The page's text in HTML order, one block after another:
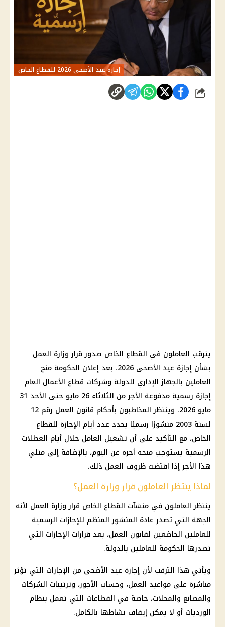
إجازة عيد الأضحى 2026 للقطاع الخاص
شارك
يترقب العاملون في القطاع الخاص صدورقرار وزارة العمل
بشأن إجازة عيد الأضحى 2026 ، بعد إعلان الحكومة منح
العاملين بالجهاز الإداري للدولة وشركات قطاع الأعمال العام
إجازة رسمية مدفوعة الأجرمن الثلاثاء 26 مايو حتى الأحد 31
مايو 2026
. وينتظر المخاطبون بأحكام قانون العمل رقم 12
لسنة 2003 منشورًا رسميًا يحدد عدد أيام
الإجازة للقطاع
الخاص، مع التأكيد على أن تشغيل العامل خلال أيام العطلات
الرسمية يستوجب منحه أجره عن اليوم، بالإضافة إلى مثلي
هذا الأجر إذا اقتضت ظروف العمل ذلك.
لماذا ينتظر العاملون قرار وزارة العمل؟
ينتظر العاملون في منشآت القطاع الخاص قرار وزارة العمل لأنه
الجهة التي تصدر عادة المنشور المنظم للإجازات الرسمية
للعاملين الخاضعين لقانون العمل، بعد قرارات الإجازات التي
تصدرها الحكومة للعاملين بالدولة.
ويأتي هذا الترقب لأن إجازة عيد الأضحى من الإجازات التي تؤثر
مباشرة على مواعيد العمل، وحساب الأجور، وترتيبات الشركات
والمصانع والمحلات، خاصة في القطاعات التي تعمل بنظام
الورديات أو لا يمكن إيقاف نشاطها بالكامل.